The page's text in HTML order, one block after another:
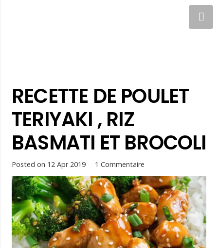
RECETTE DE POULET
TERIYAKI , RIZ
BASMATI ET BROCOLI
Posted on 12 Apr 2019 1Commentaire